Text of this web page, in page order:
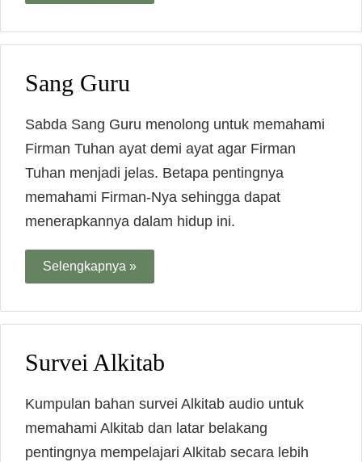
Sang Guru
Sabda Sang Guru menolong untuk memahami
Firman Tuhan ayat demi ayat agar Firman
Tuhan menjadi jelas. Betapa pentingnya
memahami Firman-Nya sehingga dapat
menerapkannya dalam hidup ini.
Selengkapnya »
Survei Alkitab
Kumpulan bahan survei Alkitab audio untuk
memahami Alkitab dan latar belakang
pentingnya mempelajari Alkitab secara lebih